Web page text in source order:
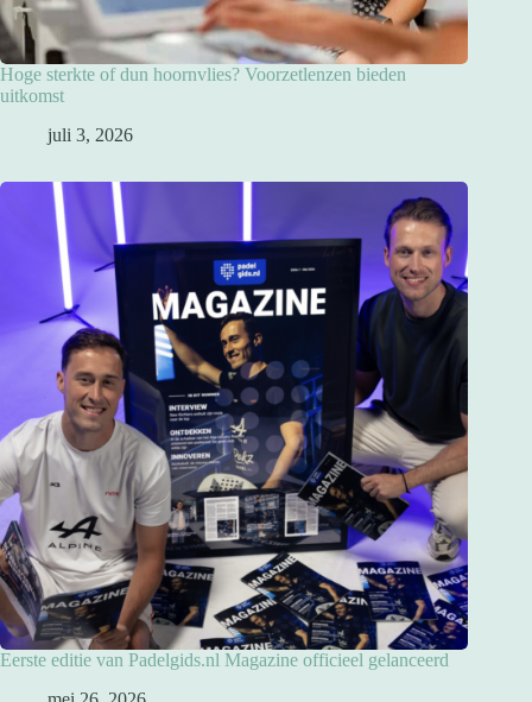
Hoge sterkte of dun hoornvlies? Voorzetlenzen bieden
uitkomst
juli 3, 2026
Eerste editie van Padelgids.nl Magazine officieel gelanceerd